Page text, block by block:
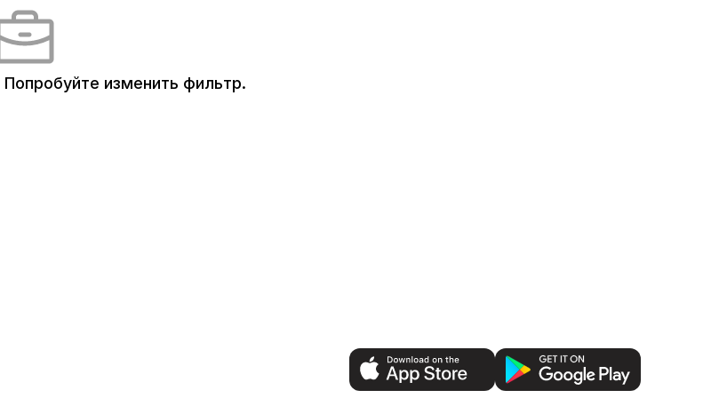
Попробуйте изменить фильтр.